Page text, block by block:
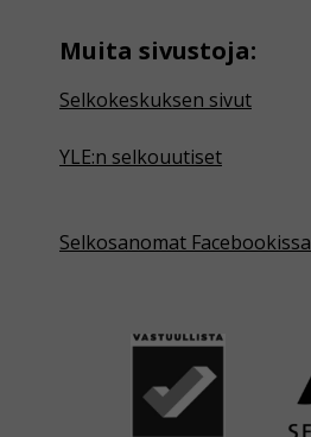
Muita sivustoja:
Selkokeskuksen sivut
YLE:n selkouutiset
Selkosanomat Facebookissa